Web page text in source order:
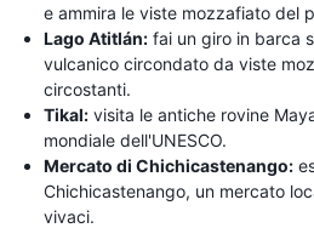
e ammira le viste mozzafiato del
Lago Atitlán: fai un giro in barca
vulcanico circondato da viste
circostanti.
Tikal: visita le antiche rovine
mondiale dell'UNESCO.
Mercato di Chichicastenango:
Chichicastenango, un mercato
vivaci.